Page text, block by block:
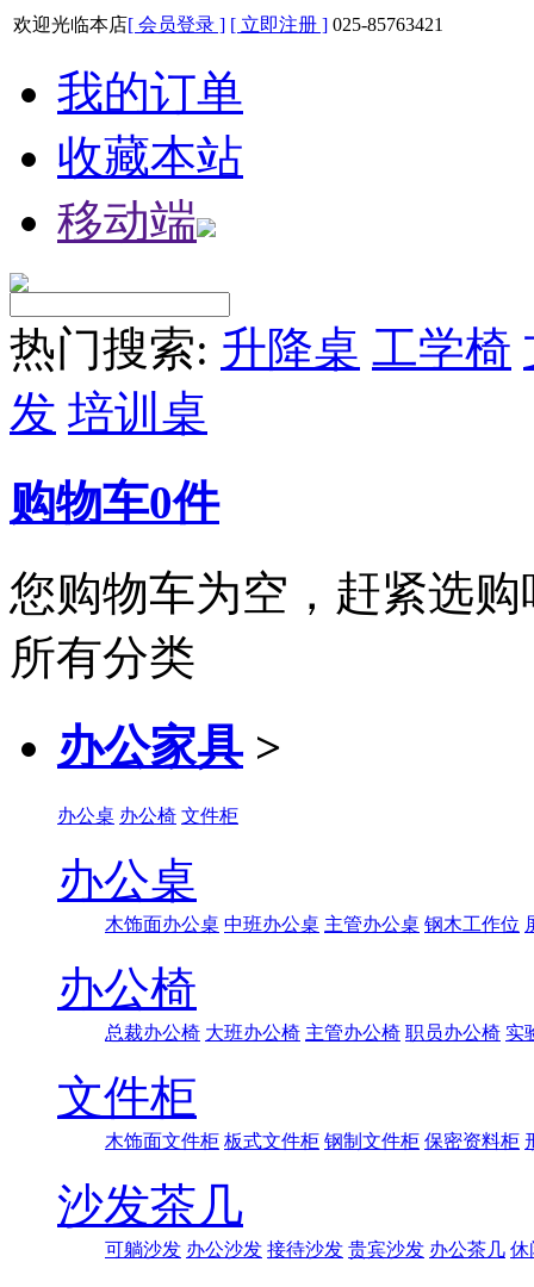
欢迎光临本店[ 会员登录 ] [ 立即注册 ] 025-85763421
我的订单
收藏本站
移动端
热门搜索: 升降桌 工学椅
发 培训桌
购物车0件
您购物车为空，赶紧选购
所有分类
办公家具 >
办公桌 办公椅 文件柜
办公桌
木饰面办公桌 中班办公桌 主管办公桌 钢木工作位
办公椅
总裁办公椅 大班办公椅 主管办公椅 职员办公椅 实
文件柜
木饰面文件柜 板式文件柜 钢制文件柜 保密资料柜
沙发茶几
可躺沙发 办公沙发 接待沙发 贵宾沙发 办公茶几 休